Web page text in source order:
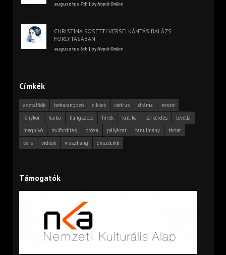
augusztus 7th | byNapút Online
CHRISTINA ROSETTI VERSEI KÁNTÁS BALÁZS
FORDÍTÁSÁBAN
augusztus 6th | byNapút Online
Címkék
asztalfiók beharangozó cikkek cédrus dráma
esszé
fénykör
haiku hangszóló hírek kritika körkérdés
levélfa
meghívó
műfordítás próza pályázat tanulmány
tárlat
vers
videók visszhang önszócikk
Támogatók